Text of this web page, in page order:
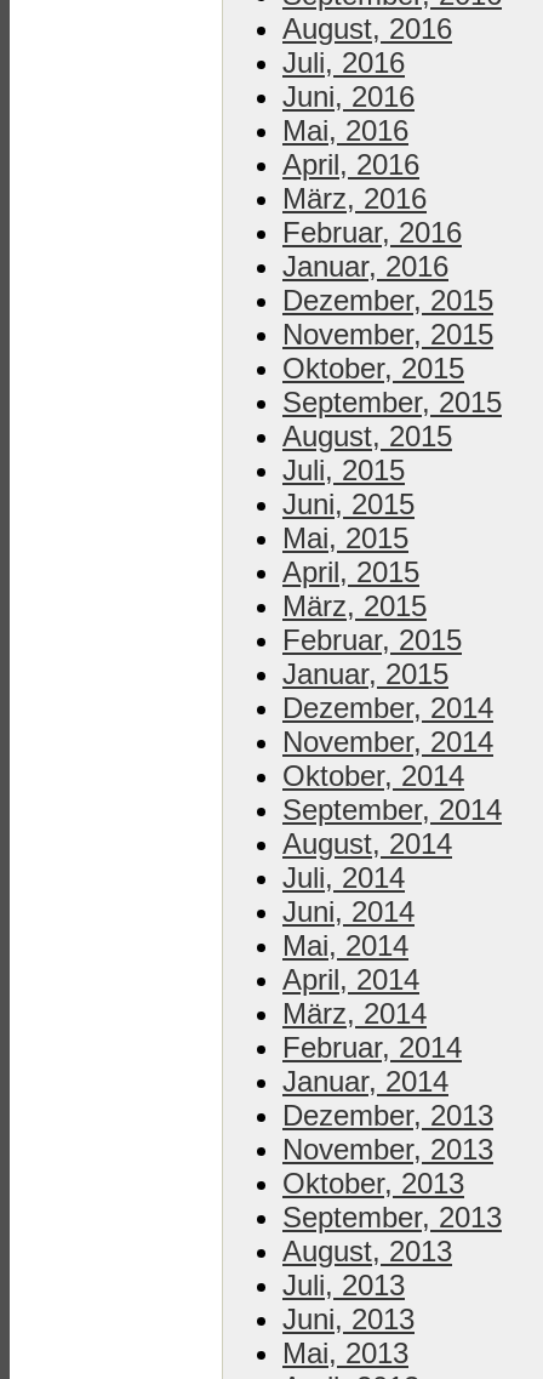
August, 2016
Juli, 2016
Juni, 2016
Mai, 2016
April, 2016
März, 2016
Februar, 2016
Januar, 2016
Dezember, 2015
November, 2015
Oktober, 2015
September, 2015
August, 2015
Juli, 2015
Juni, 2015
Mai, 2015
April, 2015
März, 2015
Februar, 2015
Januar, 2015
Dezember, 2014
November, 2014
Oktober, 2014
September, 2014
August, 2014
Juli, 2014
Juni, 2014
Mai, 2014
April, 2014
März, 2014
Februar, 2014
Januar, 2014
Dezember, 2013
November, 2013
Oktober, 2013
September, 2013
August, 2013
Juli, 2013
Juni, 2013
Mai, 2013